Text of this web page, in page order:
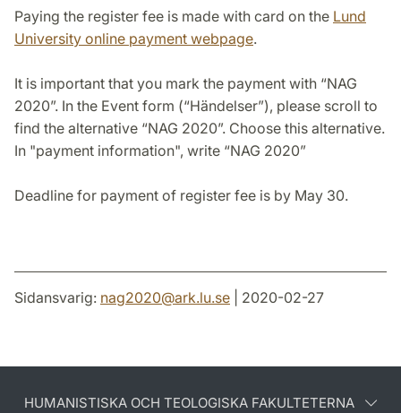
Paying the register fee is made with card on the Lund
University online payment webpage.
It is important that you mark the payment with “NAG
2020”. In the Event form (“Händelser”), please scroll to
find the alternative “NAG 2020”. Choose this alternative.
In "payment information", write “NAG 2020”
Deadline for payment of register fee is by May 30.
Sidansvarig: nag2020@ark.lu.se | 2020-02-27
HUMANISTISKA OCH TEOLOGISKA FAKULTETERNA